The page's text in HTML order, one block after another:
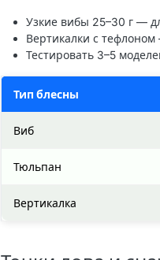
Узкие вибы 25–30 г —
Вертикалки с
Тестировать 3–5
Тип блесны
Виб
Тюльпан
Вертикалка